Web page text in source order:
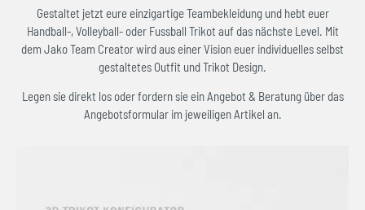
Gestaltet jetzt eure einzigartige Teambekleidung und hebt euer
Handball-, Volleyball- oder Fussball Trikot auf das nächste Level. Mit
dem Jako Team Creator wird aus einer Vision euer individuelles selbst
gestaltetes Outfit und Trikot Design.
Legen sie direkt los oder fordern sie ein Angebot & Beratung über das
Angebotsformular im jeweiligen Artikel an.